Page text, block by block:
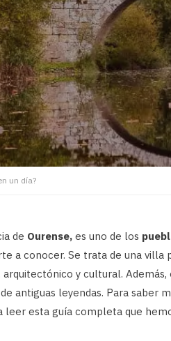
un día?
de Ourense, es uno de los
a conocer. Se trata de una villa
y cultural.
antiguas leyendas. Para saber
leer esta guía completa que